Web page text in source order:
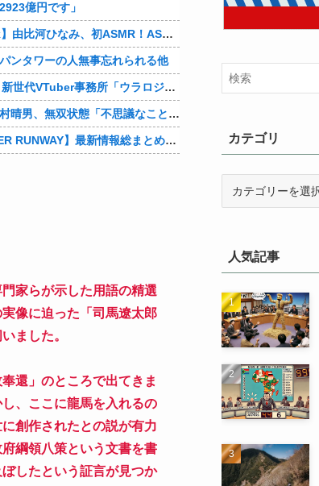
億円です」
【mekPark】由比河ひなみ、初ASMR！ASMRの伸び代あるよ他
ンタワーの人無事忘れられる他
【Vtuber】新世代VTuber事務所「ウラロジゲームカンパニー」より、ゲームの世界から“逆異世界転生”した5名が8月19日にデビュー！他
【速報】北村晴男、無双状態「不思議なことに、緊縮派の多くは親中派に繋がる。「日本弱体化議連」でも旗揚げされたら如何？」他
【X VORDER RUNWAY】最新情報総まとめ&新情報解禁！スペシャル番組！星川「ヘソは出したい」他
家らが示した用語の精選
像に迫った「司馬遼太郎
ました。
還」のところで出てきま
、ここに龍馬を入れるの
創作されたとの説が有力
綱領八策という文書を書
したという証言が見つか
カテゴリ
人気記事